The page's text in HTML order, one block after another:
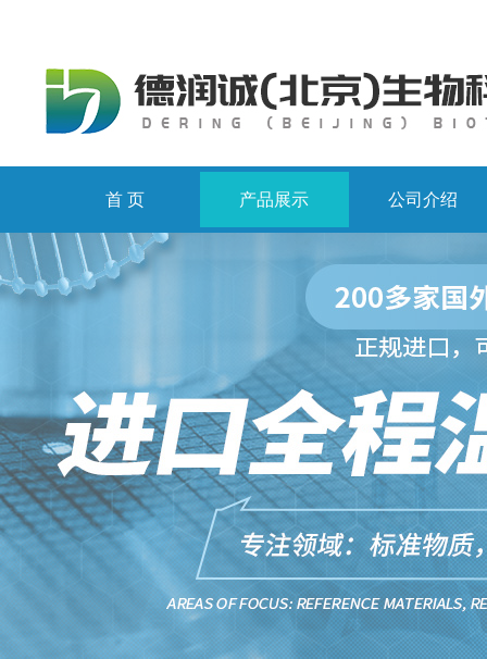
首 页 产品展示 公司介绍